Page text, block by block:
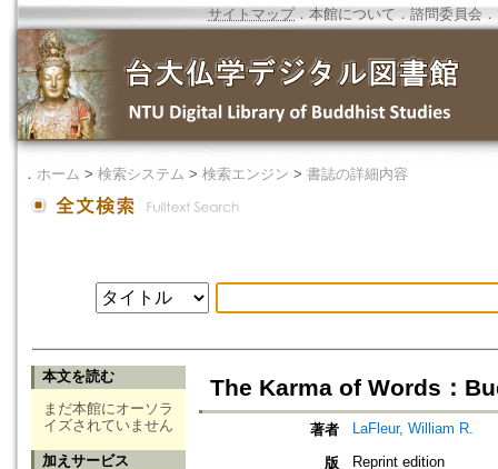
サイトマップ．本館について ． 諮問委員会 ．
． ホーム > 検索システム > 検索エンジン > 書誌の詳細内容
本文を読む
まだ本館にオーソラ
イズされていません
加えサービス
The Karma of Words：
著者 LaFleur, William R.
版 Reprint edition